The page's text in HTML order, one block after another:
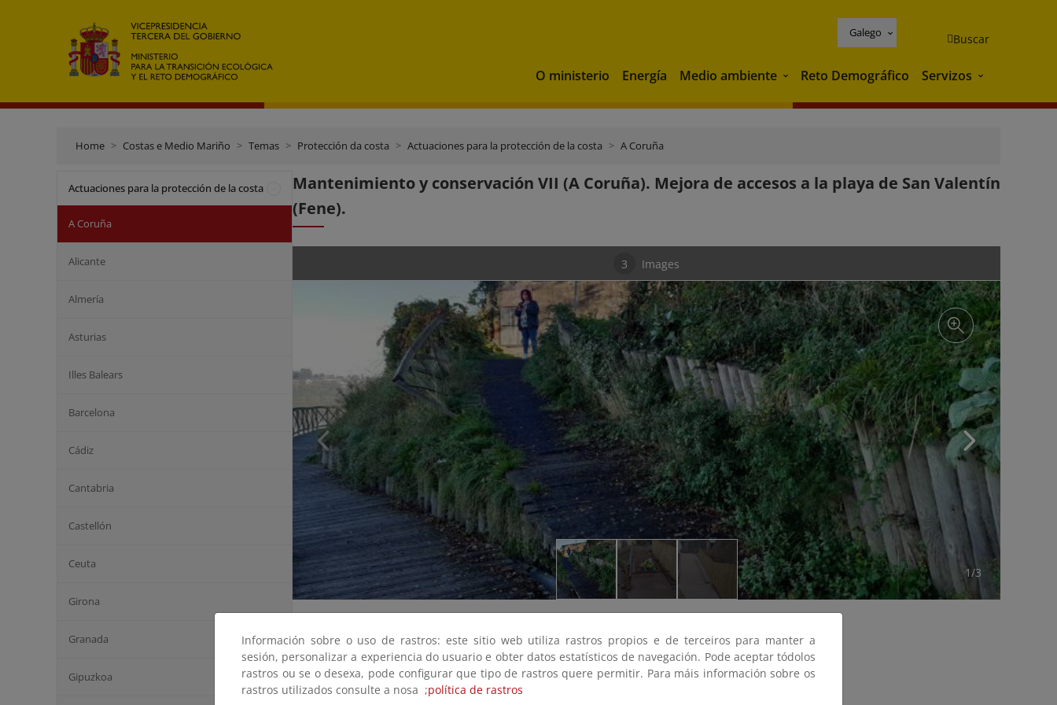
Galego Buscar
O ministerio Energía Medio ambiente Medio ambiente
Reto Demográfico Servizos Servizos
Home Costas e Medio Mariño Temas Protección da costa Actuaciones para la protección de la costa A Coruña
Actuaciones para la protección de la costa
A Coruña
Alicante
Almería
Asturias
Illes Balears
Barcelona
Cádiz
Cantabria
Castellón
Ceuta
Girona
Granada
Gipuzkoa
Mantenimiento y conservación VII (A Coruña). Mejora de accesos a la playa de San Valentín
(Fene).
3 Images
1/3
Información sobre o uso de rastros: este sitio web utiliza rastros propios e de terceiros para manter a
sesión, personalizar a experiencia do usuario e obter datos estatísticos de navegación. Pode aceptar tódolos
rastros ou se o desexa, pode configurar que tipo de rastros quere permitir. Para máis información sobre os
rastros utilizados consulte a nosa ;política de rastros